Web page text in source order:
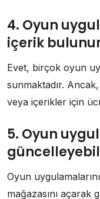
4. Oyun
içerik
Evet, birçok oyun
sunmaktadır.
veya içerikler için
5. Oyun
Oyun
mağazasını açarak